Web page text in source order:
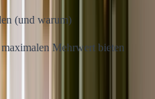
(und warum)
Mehrwert bieten